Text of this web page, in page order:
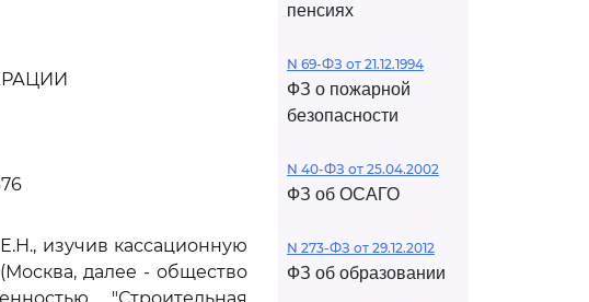
изучив кассационную
далее - общество
пенсиях
N 69-ФЗ от 21.12.1994
ФЗ о пожарной
безопасности
N 40-ФЗ от 25.04.2002
ФЗ об ОСАГО
N 273-ФЗ от 29.12.2012
ФЗ об образовании